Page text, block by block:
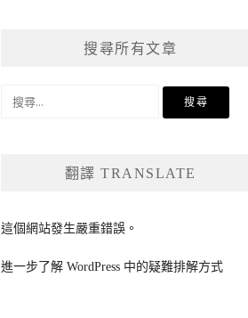
搜尋所有文章
翻譯 TRANSLATE
這個網站發生嚴重錯誤。
進一步了解 WordPress 中的疑難排解方式